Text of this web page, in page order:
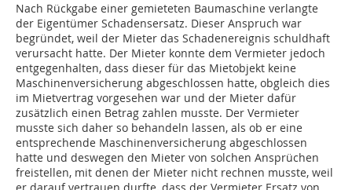
Nach Rückgabe einer gemieteten Baumaschine verlangte
der Eigentümer Schadensersatz. Dieser Anspruch war
begründet, weil der Mieter das Schadenereignis schuldhaft
verursacht hatte. Der Mieter konnte dem Vermieter jedoch
entgegenhalten, dass dieser für das Mietobjekt keine
Maschinenversicherung abgeschlossen hatte, obgleich dies
im Mietvertrag vorgesehen war und der Mieter dafür
zusätzlich einen Betrag zahlen musste. Der Vermieter
musste sich daher so behandeln lassen, als ob er eine
entsprechende Maschinenversicherung abgeschlossen
hatte und deswegen den Mieter von solchen Ansprüchen
freistellen, mit denen der Mieter nicht rechnen musste, weil